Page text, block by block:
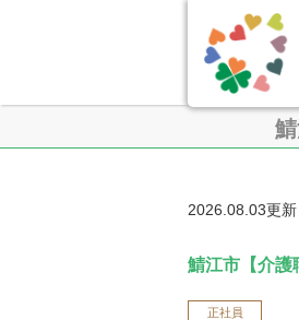
2026.08.03更新
鯖江市【介
正社員